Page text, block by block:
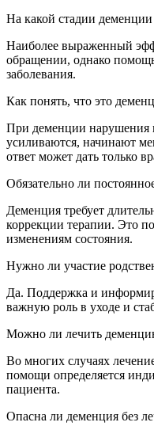
На какой стадии
Наиболее выраженный
обращении, однако
заболевания.
Как понять, что это
При деменции нарушения
усиливаются, начинают
ответ может дать только
Обязательно ли
Деменция требует
коррекции терапии. Это
изменениям состояния.
Нужно ли участие
Да. Поддержка и
важную роль в уходе и
Можно ли лечить
Во многих случаях
помощи определяется
пациента.
Опасна ли деменция без